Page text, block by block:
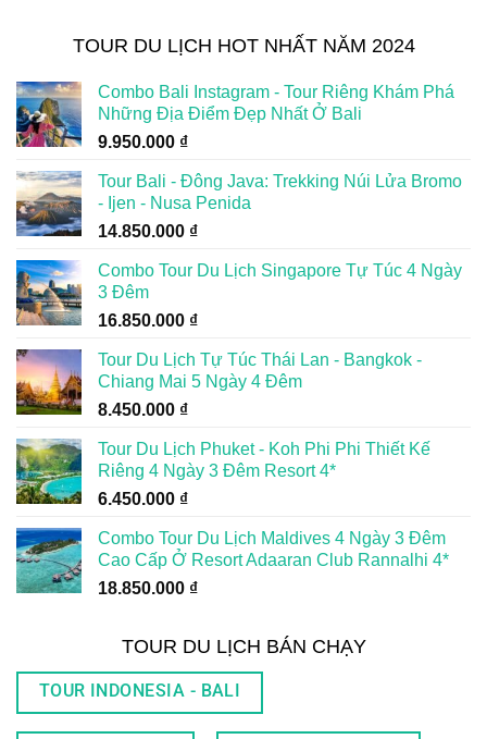
TOUR DU LỊCH HOT NHẤT NĂM 2024
Combo Bali Instagram - Tour Riêng Khám Phá
Những Địa Điểm Đẹp Nhất Ở Bali
9.950.000 ₫
Tour Bali - Đông Java: Trekking Núi Lửa Bromo
- Ijen - Nusa Penida
14.850.000 ₫
Combo Tour Du Lịch Singapore Tự Túc 4 Ngày
3 Đêm
16.850.000 ₫
Tour Du Lịch Tự Túc Thái Lan - Bangkok -
Chiang Mai 5 Ngày 4 Đêm
8.450.000 ₫
Tour Du Lịch Phuket - Koh Phi Phi Thiết Kế
Riêng 4 Ngày 3 Đêm Resort 4*
6.450.000 ₫
Combo Tour Du Lịch Maldives 4 Ngày 3 Đêm
Cao Cấp Ở Resort Adaaran Club Rannalhi 4*
18.850.000 ₫
TOUR DU LỊCH BÁN CHẠY
TOUR INDONESIA - BALI